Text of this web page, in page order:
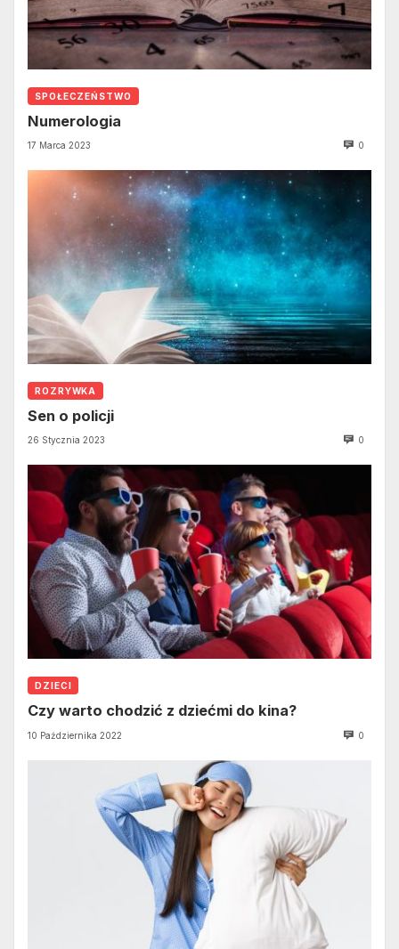
SPOŁECZEŃSTWO
Numerologia
17 Marca 2023 0
ROZRYWKA
Sen o policji
26 Stycznia 2023 0
DZIECI
Czy warto chodzić z dziećmi do kina?
10 Października 2022 0